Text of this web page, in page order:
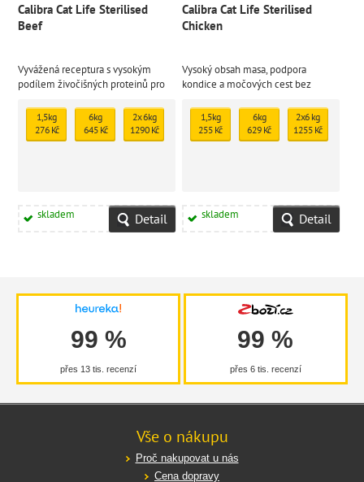
Calibra Cat Life Sterilised
Beef
Vyvážená receptura s vysokým
podílem živočišných proteinů pro
1,5kg
276 Kč
6kg
645 Kč
2x 6kg
1290 Kč
skladem Detail
Calibra Cat Life Sterilised
Chicken
Vysoký obsah masa, podpora
kondice a močových cest bez
1,5kg
255 Kč
6kg
629 Kč
2x6 kg
1255 Kč
skladem Detail
99 %
přes 13 tis. recenzí
99 %
přes 6 tis. recenzí
Vše o nákupu
Proč nakupovat u nás
Cena dopravy